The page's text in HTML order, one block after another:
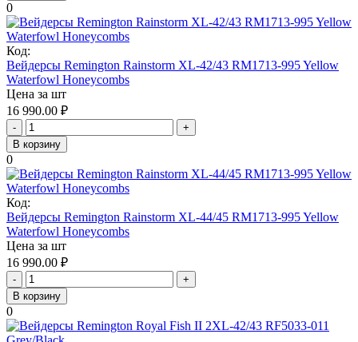
0
Код:
Вейдерсы Remington Rainstorm XL-42/43 RM1713-995 Yellow
Waterfowl Honeycombs
Цена за шт
16 990.00 ₽
-
+
В корзину
0
Код:
Вейдерсы Remington Rainstorm XL-44/45 RM1713-995 Yellow
Waterfowl Honeycombs
Цена за шт
16 990.00 ₽
-
+
В корзину
0